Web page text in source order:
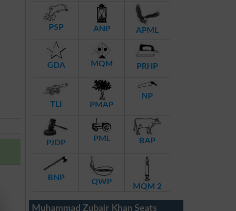
PSP ANP APML
GDA MQM PRHP
TLI PMAP
NP
PJDP PML BAP
BNP QWP
MQM 2
Muhammad Zubair Khan Seats